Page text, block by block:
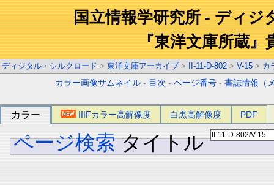
国立情報学研究所 - ディジ
『東洋文庫所蔵』
ディジタル・シルクロード > 東洋文庫アーカイブ > II-11-D-802 > V-15 > カ
カラー画像サムネイル - 目次 -ページ番号 -書誌情報（
カラー IIIFカラー高解像度 白黒高解像度 PDF
ページ検索 タイトル